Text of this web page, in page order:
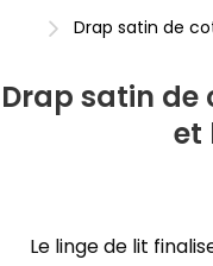
Drap satin de
Drap satin de
et
Le linge de lit